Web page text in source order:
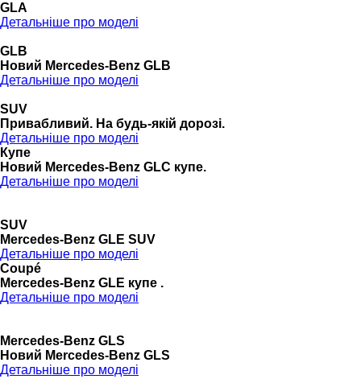
GLA
Детальніше про моделі
GLB
Новий Mercedes-Benz GLB
Детальніше про моделі
SUV
Привабливий. На будь-якій дорозі.
Детальніше про моделі
Купе
Новий Mercedes-Benz GLС купе.
Детальніше про моделі
SUV
Mercedes-Benz GLE SUV
Детальніше про моделі
Coupé
Mercedes-Benz GLE купе .
Детальніше про моделі
Mercedes-Benz GLS
Новий Mercedes-Benz GLS
Детальніше про моделі